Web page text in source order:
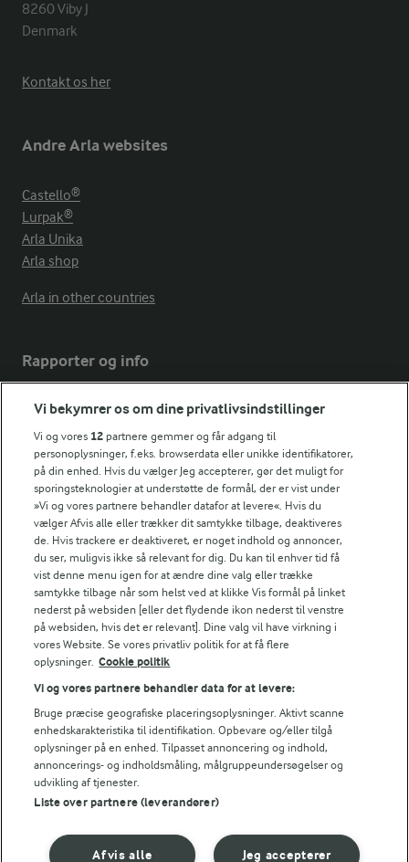
8260 Viby J
Denmark
Kontakt os her
Andre Arla websites
Castello®
Lurpak®
Arla Unika
Arla shop
Arla in other countries
Rapporter og info
Årsrapport
FarmAhead™ Check rapport
Andelshaverinfo: Mælkepris
Fødevarestyrelsens smiley-rapporter for Arla Foods
Fødevarestyrelsens smiley-rapporter for Jörd
Fødevarestyrelsens smiley-rapporter for Lurpak PB
Følg
© 2026 Arla Foods
Vælg en anden cookies
Vi bekymrer os om dine privatlivsindstillinger
Vi og vores 12 partnere gemmer og får adgang til
personoplysninger, f.eks. browserdata eller unikke identifikatorer,
på din enhed. Hvis du vælger Jeg accepterer, gør det muligt for
sporingsteknologier at understøtte de formål, der er vist under
»Vi og vores partnere behandler datafor at levere«. Hvis du
vælger Afvis alle eller trækker dit samtykke tilbage, deaktiveres
de. Hvis trackere er deaktiveret, er noget indhold og annoncer,
du ser, muligvis ikke så relevant for dig. Du kan til enhver tid få
vist denne menu igen for at ændre dine valg eller trække
samtykke tilbage når som helst ved at klikke Vis formål på linket
nederst på websiden [eller det flydende ikon nederst til venstre
på websiden, hvis det er relevant]. Dine valg vil have virkning i
vores Website. Se vores privatliv politik for at få flere
oplysninger. Cookie politik
Vi og vores partnere behandler data for at levere:
Bruge præcise geografiske placeringsoplysninger. Aktivt scanne
enhedskarakteristika til identifikation. Opbevare og/eller tilgå
oplysninger på en enhed. Tilpasset annoncering og indhold,
annoncerings- og indholdsmåling, målgruppeundersøgelser og
udvikling af tjenester.
Liste over partnere (leverandører)
Jeg accepterer
Afvis alle